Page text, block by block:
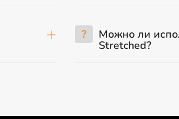
? Можно ли
Stretched?